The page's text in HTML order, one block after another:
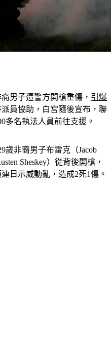
男子遭警方開槍重傷， 引爆
員協助，白宮隨後宣布，聯
歲非裔男子布雷克（Jacob
Sheskey）從背後開槍，